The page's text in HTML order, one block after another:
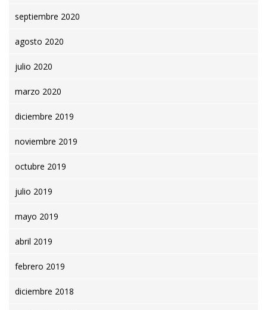
septiembre 2020
agosto 2020
julio 2020
marzo 2020
diciembre 2019
noviembre 2019
octubre 2019
julio 2019
mayo 2019
abril 2019
febrero 2019
diciembre 2018